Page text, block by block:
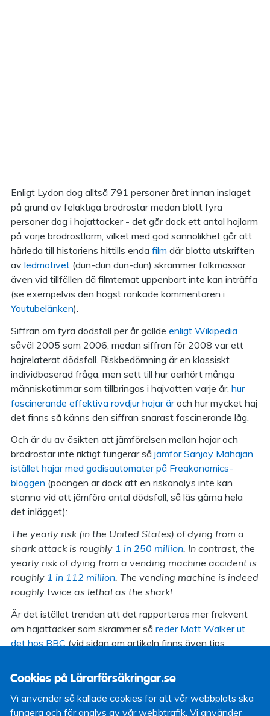
Cookies på Lärarförsäkringar.se
Vi använder så kallade cookies för att vår webbplats ska
fungera och för analys av vår webbtrafik. Vi använder
Enligt Lydon dog alltså 791 personer året innan inslaget
på grund av felaktiga brödrostar medan blott fyra
personer dog i hajattacker - det går dock ett antal hajlarm
på varje brödrostlarm, vilket med god sannolikhet går att
härleda till historiens hittills enda film där blotta utskriften
av ledmotivet (dun-dun dun-dun) skrämmer folkmassor
även vid tillfällen då filmtemat uppenbart inte kan inträffa
(se exempelvis den högst rankade kommentaren i
Youtubelänken).
Siffran om fyra dödsfall per år gällde enligt Wikipedia
såväl 2005 som 2006, medan siffran för 2008 var ett
hajrelaterat dödsfall. Riskbedömning är en klassiskt
individbaserad fråga, men sett till hur oerhört många
människotimmar som tillbringas i hajvatten varje år, hur
fascinerande effektiva rovdjur hajar äroch hur mycket haj
det finns så känns den siffran snarast fascinerande låg.
Och är du av åsikten att jämförelsen mellan hajar och
brödrostar inte riktigt fungerar så jämför Sanjoy Mahajan
istället hajar med godisautomater på Freakonomics-
bloggen (poängen är dock att en riskanalys inte kan
stanna vid att jämföra antal dödsfall, så läs gärna hela
det inlägget):
The yearly risk (in the United States) of dying from a
shark attack is roughly 1 in 250 million. In contrast, the
yearly risk of dying from a vending machine accident is
roughly 1 in 112 million. The vending machine is indeed
roughly twice as lethal as the shark!
Är det istället trenden att det rapporteras mer frekvent
om hajattacker som skrämmer så reder Matt Walker ut
det hos BBC (vid sidan om artikeln finns även tips
That is because the media and scientists paid far less
attention to shark attacks in the past than they do now.